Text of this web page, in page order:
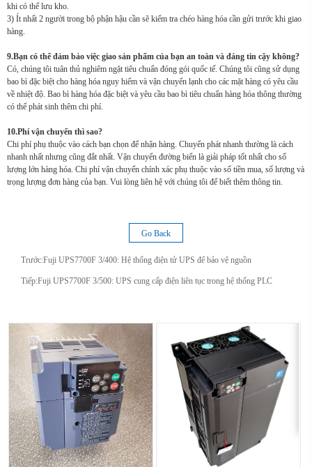
khi có thể lưu kho.
3) Ít nhất 2 người trong bộ phận hậu cần sẽ kiểm tra chéo hàng hóa cần gửi trước khi giao
hàng.
9.Bạn có thể đảm bảo việc giao sản phẩm của bạn an toàn và đáng tin cậy không?
Có, chúng tôi tuân thủ nghiêm ngặt tiêu chuẩn đóng gói quốc tế. Chúng tôi cũng sử dụng
bao bì đặc biệt cho hàng hóa nguy hiểm và vận chuyển lạnh cho các mặt hàng có yêu cầu
về nhiệt độ. Bao bì hàng hóa đặc biệt và yêu cầu bao bì tiêu chuẩn hàng hóa thông thường
có thể phát sinh thêm chi phí.
10.Phí vận chuyển thì sao?
Chi phí phụ thuộc vào cách bạn chọn để nhận hàng. Chuyển phát nhanh thường là cách
nhanh nhất nhưng cũng đắt nhất. Vận chuyển đường biển là giải pháp tốt nhất cho số
lượng lớn hàng hóa. Chi phí vận chuyển chính xác phụ thuộc vào số tiền mua, số lượng và
trọng lượng đơn hàng của bạn. Vui lòng liên hệ với chúng tôi để biết thêm thông tin.
Go Back
Trước:Fuji UPS7700F 3/400: Hệ thống điện tử UPS để bảo vệ nguồn
Tiếp:Fuji UPS7700F 3/500: UPS cung cấp điện liên tục trong hệ thống PLC